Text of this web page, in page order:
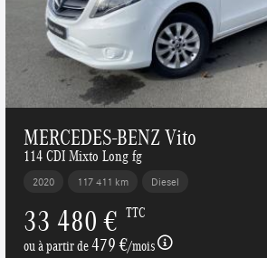
MERCEDES-BENZ Vito
114 CDI Mixto Long fg
2020 117 411 km Diesel
33 480 € TTC
ou à partir de479 €/mois